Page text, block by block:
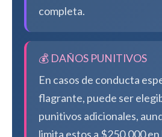
completa.
💰 DAÑOS PUNITIVOS
En casos de conducta
flagrante, puede ser
punitivos adicionales,
limita estos a $250,000 en